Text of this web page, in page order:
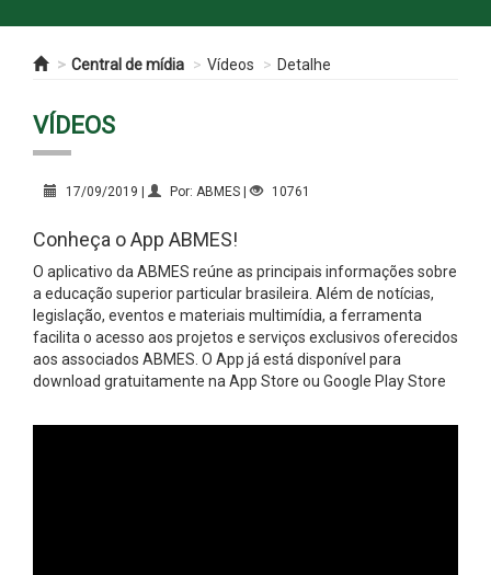
Central de mídia Vídeos Detalhe
VÍDEOS
17/09/2019 | Por: ABMES | 10761
Conheça o App ABMES!
O aplicativo da ABMES reúne as principais informações sobre
a educação superior particular brasileira. Além de notícias,
legislação, eventos e materiais multimídia, a ferramenta
facilita o acesso aos projetos e serviços exclusivos oferecidos
aos associados ABMES. O App já está disponível para
download gratuitamente na App Store ou Google Play Store